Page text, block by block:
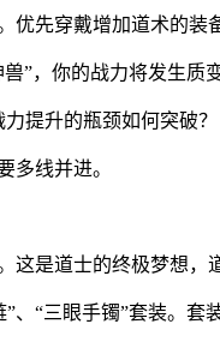
先穿戴增加道术的装
”，你的战力将发生
提升的瓶颈如何突破？
多线并进。
这是道士的终极梦想
、“三眼手镯”套装。套